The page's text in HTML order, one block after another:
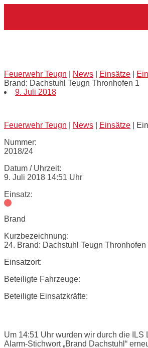
Feuerwehr Teugn News Einsätze
Brand: Dachstuhl Teugn Thronhofen 1
9. Juli 2018
Feuerwehr Teugn News Einsätze
Nummer:
2018/24
Datum / Uhrzeit:
9. Juli 2018 14:51 Uhr
Einsatz:
Brand
Kurzbezeichnung:
24. Brand: Dachstuhl Teugn Thronhofen
Einsatzort:
Beteiligte Fahrzeuge:
Beteiligte Einsatzkräfte:
Um 14:51 Uhr wurden wir durch die ILS
Alarm-Stichwort „Brand Dachstuhl“